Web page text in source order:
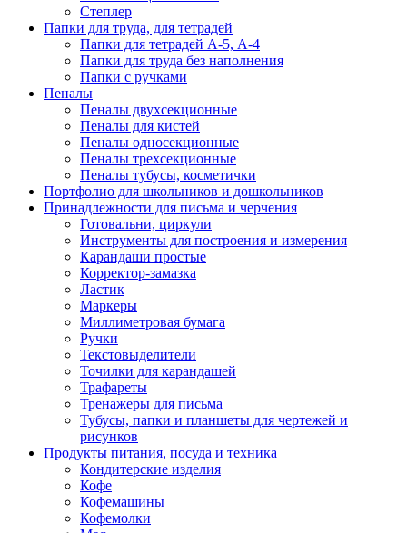
Степлер
Папки для труда, для тетрадей
Папки для тетрадей А-5, А-4
Папки для труда без наполнения
Папки с ручками
Пеналы
Пеналы двухсекционные
Пеналы для кистей
Пеналы односекционные
Пеналы трехсекционные
Пеналы тубусы, косметички
Портфолио для школьников и дошкольников
Принадлежности для письма и черчения
Готовальни, циркули
Инструменты для построения и измерения
Карандаши простые
Корректор-замазка
Ластик
Маркеры
Миллиметровая бумага
Ручки
Текстовыделители
Точилки для карандашей
Трафареты
Тренажеры для письма
Тубусы, папки и планшеты для чертежей и
рисунков
Продукты питания, посуда и техника
Кондитерские изделия
Кофе
Кофемашины
Кофемолки